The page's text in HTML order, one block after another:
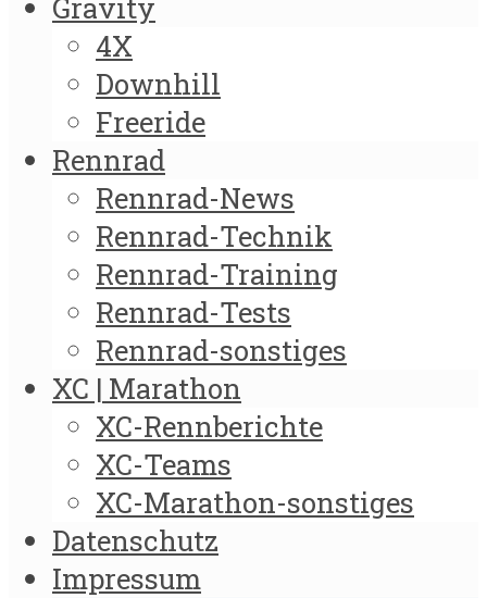
4X
Downhill
Freeride
Rennrad
Rennrad-News
Rennrad-Technik
Rennrad-Training
Rennrad-Tests
Rennrad-sonstiges
XC | Marathon
XC-Rennberichte
XC-Teams
XC-Marathon-sonstiges
Datenschutz
Impressum